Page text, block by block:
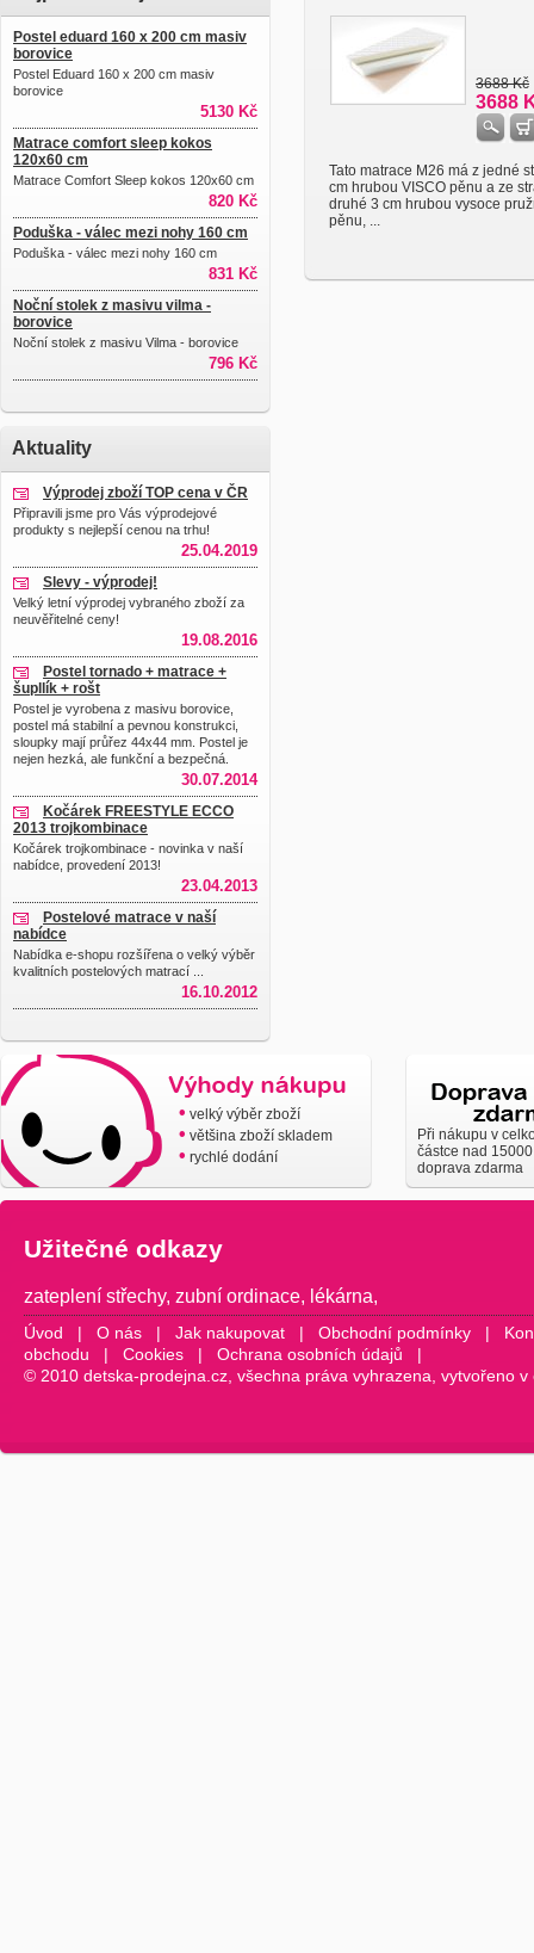
Postel eduard 160 x 200 cm masiv
borovice
Postel Eduard 160 x 200 cm masiv
borovice
5130 Kč
Matrace comfort sleep kokos
120x60 cm
Matrace Comfort Sleep kokos 120x60 cm
820 Kč
Poduška - válec mezi nohy 160 cm
Poduška - válec mezi nohy 160 cm
831 Kč
Noční stolek z masivu vilma -
borovice
Noční stolek z masivu Vilma - borovice
796 Kč
Aktuality
Výprodej zboží TOP cena v ČR
Připravili jsme pro Vás výprodejové
produkty s nejlepší cenou na trhu!
25.04.2019
Slevy - výprodej!
Velký letní výprodej vybraného zboží za
neuvěřitelné ceny!
19.08.2016
Postel tornado + matrace +
šupllík + rošt
Postel je vyrobena z masivu borovice,
postel má stabilní a pevnou konstrukci,
sloupky mají průřez 44x44 mm. Postel je
nejen hezká, ale funkční a bezpečná.
30.07.2014
Kočárek FREESTYLE ECCO
2013 trojkombinace
Kočárek trojkombinace - novinka v naší
nabídce, provedení 2013!
23.04.2013
Postelové matrace v naší
nabídce
Nabídka e-shopu rozšířena o velký výběr
kvalitních postelových matrací ...
16.10.2012
3688 Kč
3688
Tato matrace M26 má z jedné
cm hrubou VISCO pěnu a ze
druhé 3 cm hrubou vysoce
pěnu, ...
• velký výběr zboží
• většina zboží skladem
• rychlé dodání
Při nákupu v
částce nad
doprava zdarma
Užitečné odkazy
zateplení střechy, zubní ordinace, lékárna,
Úvod | O nás | Jak nakupovat | Obchodní podmínky |
obchodu | Cookies | Ochrana osobních údajů |
© 2010 detska-prodejna.cz, všechna práva vyhrazena, vytvořeno v